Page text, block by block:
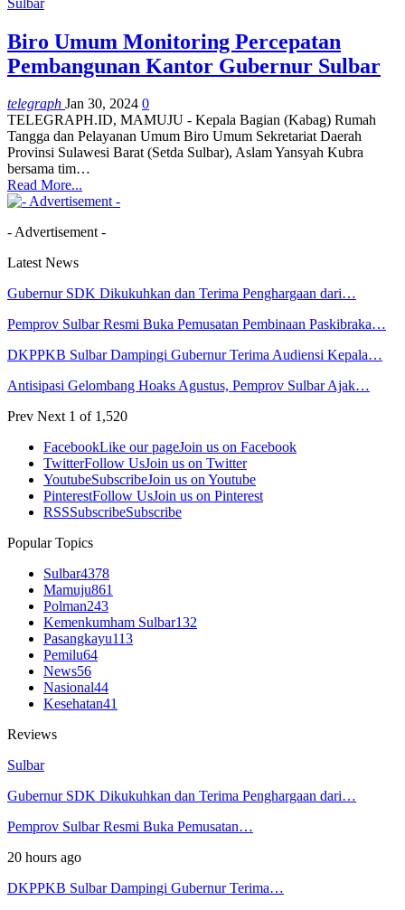
Biro Umum Monitoring Percepatan
Pembangunan Kantor Gubernur Sulbar
telegraph Jan 30, 2024 0
TELEGRAPH.ID, MAMUJU - Kepala Bagian (Kabag) Rumah
Tangga dan Pelayanan Umum Biro Umum Sekretariat Daerah
Provinsi Sulawesi Barat (Setda Sulbar), Aslam Yansyah Kubra
bersama tim…
Read More...
- Advertisement -
Latest News
Gubernur SDK Dikukuhkan dan Terima Penghargaan dari…
Pemprov Sulbar Resmi Buka Pemusatan Pembinaan Paskibraka…
DKPPKB Sulbar Dampingi Gubernur Terima Audiensi Kepala…
Antisipasi Gelombang Hoaks Agustus, Pemprov Sulbar Ajak…
Prev Next 1 of 1,520
FacebookLike our pageJoin us on Facebook
TwitterFollow UsJoin us on Twitter
YoutubeSubscribeJoin us on Youtube
PinterestFollow UsJoin us on Pinterest
RSSSubscribeSubscribe
Popular Topics
Sulbar4378
Mamuju861
Polman243
Kemenkumham Sulbar132
Pasangkayu113
Pemilu64
News56
Nasional44
Kesehatan41
Reviews
Sulbar
Gubernur SDK Dikukuhkan dan Terima Penghargaan dari…
Pemprov Sulbar Resmi Buka Pemusatan…
20 hours ago
DKPPKB Sulbar Dampingi Gubernur Terima…